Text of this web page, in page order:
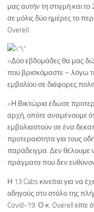
μας αυτήν τη στιγμή και
σε μόλις δύο ημέρες το
Overell.
«Δύο εβδομάδες θα μας
που βρισκόμαστε – λόγω
εμβολίου σε διάφορες
«Η Βικτώρια έδωσε
αρχή, οπότε αναμένουμε
εμβολιαστούν σε ένα
προτεραιότητα για τους
παράδειγμα. Δεν θέλουμε
πράγματα που δεν
Η 13 Cabs κινείται για να
οδηγούς στο στόλο της
Covid-19. Ο κ. Overell είπε